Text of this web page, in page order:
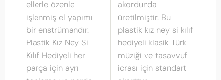
ellerle özenle
işlenmiş el yapımı
bir enstrümandır.
Plastik Kız Ney Si
Kılıf Hediyeli her
parça için ayrı
akordunda
üretilmiştir. Bu
plastik kız ney si kılıf
hediyeli klasik Türk
müziği ve tasavvuf
icrası için standart